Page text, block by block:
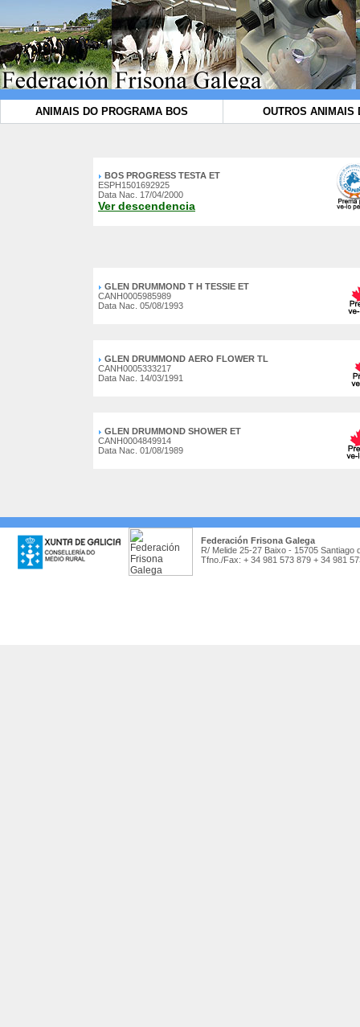
ANIMAIS DO PROGRAMA BOS OUTROS ANIMAIS
BOS PROGRESS TESTA ET
ESPH1501692925
Data Nac. 17/04/2000
Ver descendencia
GLEN DRUMMOND T H TESSIE ET
CANH0005985989
Data Nac. 05/08/1993
GLEN DRUMMOND AERO FLOWER TL
CANH0005333217
Data Nac. 14/03/1991
GLEN DRUMMOND SHOWER ET
CANH0004849914
Data Nac. 01/08/1989
Federación Frisona Galega
R/ Melide 25-27 Baixo - 15705 Santiago
Tfno./Fax: + 34 981 573 879 + 34 981